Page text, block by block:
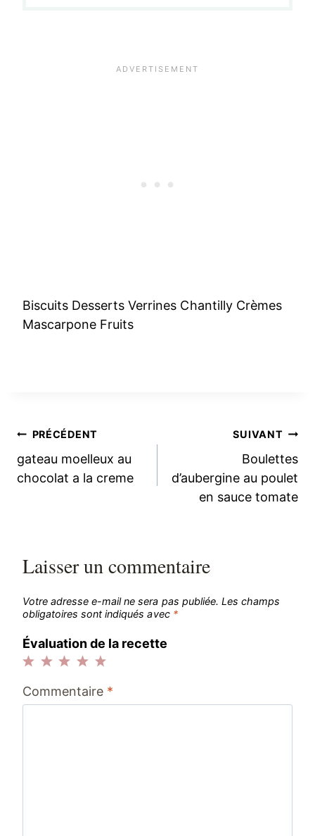
Biscuits Desserts Verrines Chantilly Crèmes
Mascarpone Fruits
Navigation
de
PRÉCÉDENT
gateau moelleux au
chocolat a la creme
SUIVANT
Boulettes
d’aubergine au poulet
en sauce tomate
Laisser un commentaire
Votre adresse e-mail ne sera pas publiée. Les champs
obligatoires sont indiqués avec *
Évaluation de la recette
étoiles
étoiles
étoiles
étoiles
étoile
Commentaire *